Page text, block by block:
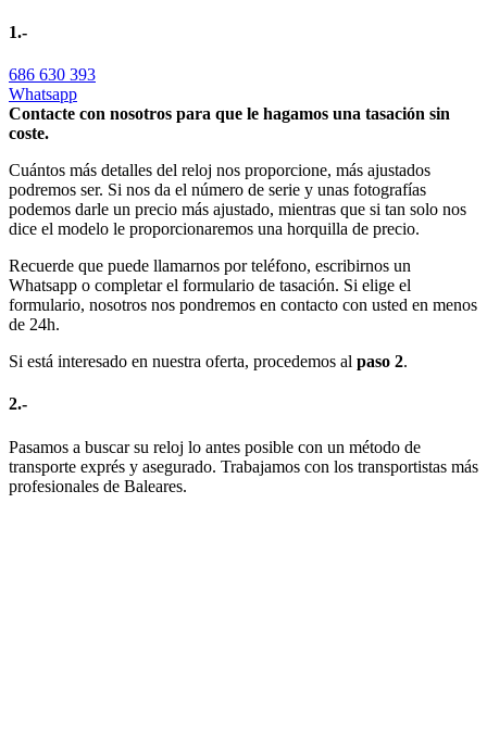
1.-
686 630 393
Whatsapp
Contacte con nosotros para que le hagamos una tasación sin
coste.
Cuántos más detalles del reloj nos proporcione, más ajustados
podremos ser. Si nos da el número de serie y unas fotografías
podemos darle un precio más ajustado, mientras que si tan solo nos
dice el modelo le proporcionaremos una horquilla de precio.
Recuerde que puede llamarnos por teléfono, escribirnos un
Whatsapp o completar el formulario de tasación. Si elige el
formulario, nosotros nos pondremos en contacto con usted en menos
de 24h.
Si está interesado en nuestra oferta, procedemos al paso 2.
2.-
Pasamos a buscar su reloj lo antes posible con un método de
transporte exprés y asegurado. Trabajamos con los transportistas más
profesionales de Baleares.